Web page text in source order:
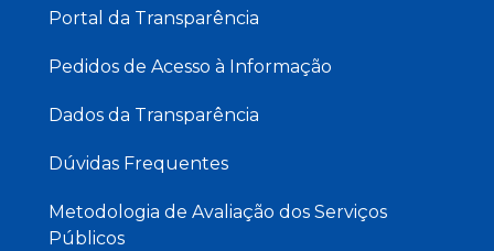
Portal da Transparência
Pedidos de Acesso à Informação
Dados da Transparência
Dúvidas Frequentes
Metodologia de Avaliação dos Serviços
Públicos